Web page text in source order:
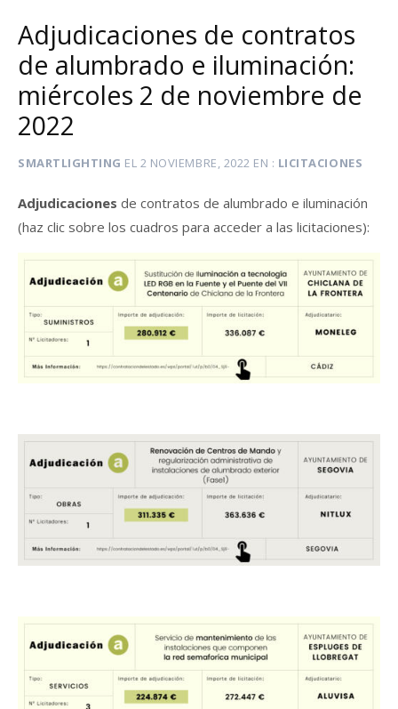
Adjudicaciones de contratos
de alumbrado e iluminación:
miércoles 2 de noviembre de
2022
SMARTLIGHTING EL 2 NOVIEMBRE, 2022 EN LICITACIONES
Adjudicaciones de contratos de alumbrado e iluminación
(haz clic sobre los cuadros para acceder a las licitaciones):